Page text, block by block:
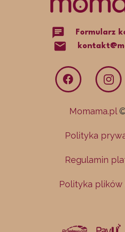
chat Formularz
mail
Momama.pl©
Polityka
Regulamin
Polityka plików